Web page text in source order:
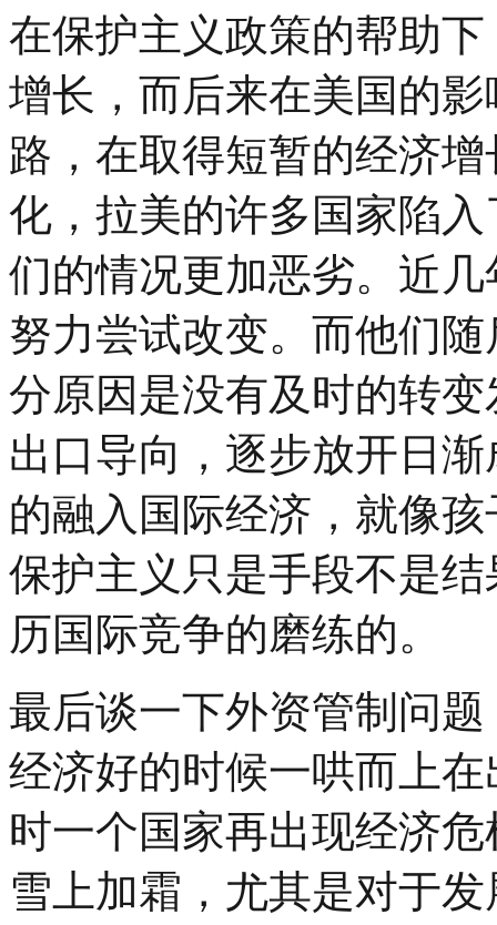
在保护主义政策的帮助
增长，而后来在美国的
路，在取得短暂的经济
化，拉美的许多国家陷
们的情况更加恶劣。近
努力尝试改变。而他们
分原因是没有及时的转
出口导向，逐步放开日
的融入国际经济，就像
保护主义只是手段不是
历国际竞争的磨练的。
最后谈一下外资管制问
经济好的时候一哄而上
时一个国家再出现经济
雪上加霜，尤其是对于